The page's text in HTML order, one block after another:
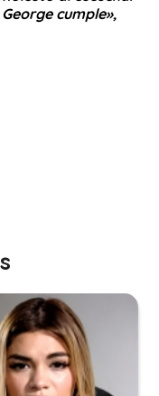
cumple»,